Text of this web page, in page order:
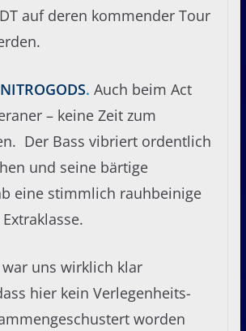
auf deren kommender Tour
NITROGODS. Auch beim Act
– keine Zeit zum
Der Bass vibriert ordentlich
und seine bärtige
eine stimmlich rauhbeinige
uns wirklich klar
hier kein Verlegenheits-
worden